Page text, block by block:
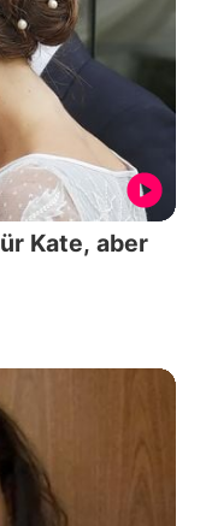
Kate, aber